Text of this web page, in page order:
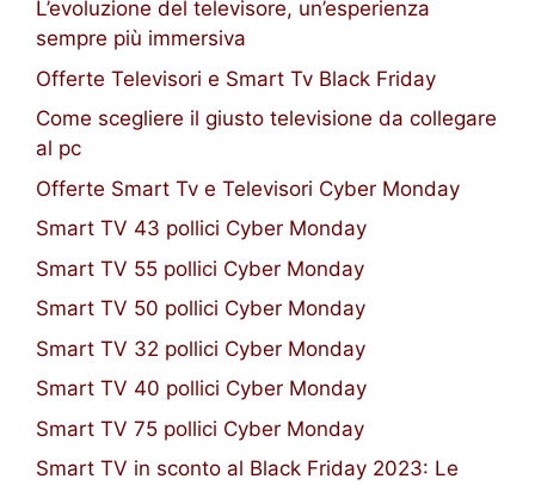
L’evoluzione del televisore, un’esperienza
sempre più immersiva
Offerte Televisori e Smart Tv Black Friday
Come scegliere il giusto televisione da collegare
al pc
Offerte Smart Tv e Televisori Cyber Monday
Smart TV 43 pollici Cyber Monday
Smart TV 55 pollici Cyber Monday
Smart TV 50 pollici Cyber Monday
Smart TV 32 pollici Cyber Monday
Smart TV 40 pollici Cyber Monday
Smart TV 75 pollici Cyber Monday
Smart TV in sconto al Black Friday 2023: Le